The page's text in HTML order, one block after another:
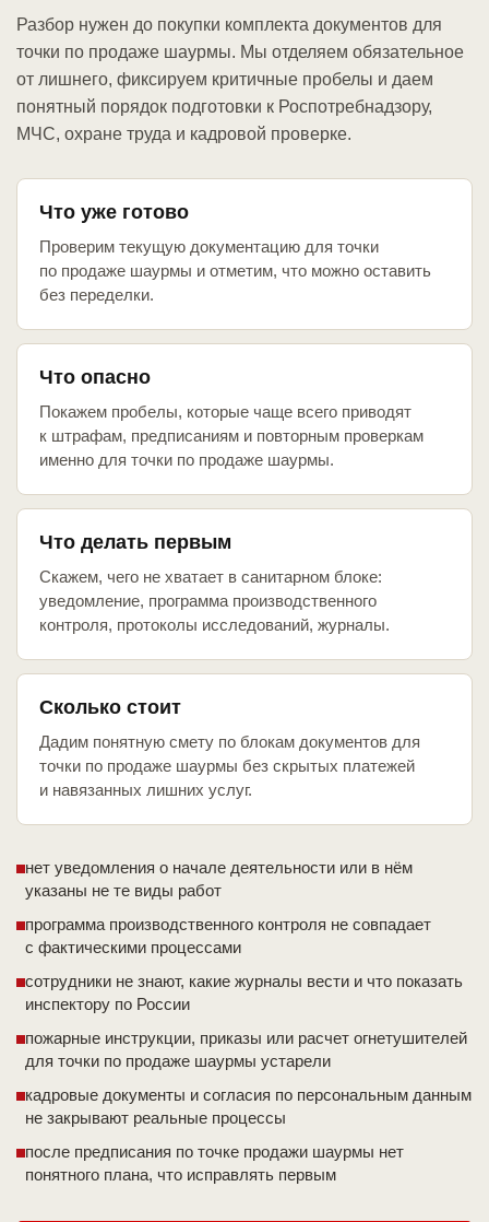
Разбор нужен до покупки комплекта документов для
точки по продаже шаурмы. Мы отделяем обязательное
от лишнего, фиксируем критичные пробелы и даем
понятный порядок подготовки к Роспотребнадзору,
МЧС, охране труда и кадровой проверке.
Что уже готово
Проверим текущую документацию для точки
по продаже шаурмы и отметим, что можно оставить
без переделки.
Что опасно
Покажем пробелы, которые чаще всего приводят
к штрафам, предписаниям и повторным проверкам
именно для точки по продаже шаурмы.
Что делать первым
Скажем, чего не хватает в санитарном блоке:
уведомление, программа производственного
контроля, протоколы исследований, журналы.
Сколько стоит
Дадим понятную смету по блокам документов для
точки по продаже шаурмы без скрытых платежей
и навязанных лишних услуг.
нет уведомления о начале деятельности или в нём
указаны не те виды работ
программа производственного контроля не совпадает
с фактическими процессами
сотрудники не знают, какие журналы вести и что показать
инспектору по России
пожарные инструкции, приказы или расчет огнетушителей
для точки по продаже шаурмы устарели
кадровые документы и согласия по персональным данным
не закрывают реальные процессы
после предписания по точке продажи шаурмы нет
понятного плана, что исправлять первым